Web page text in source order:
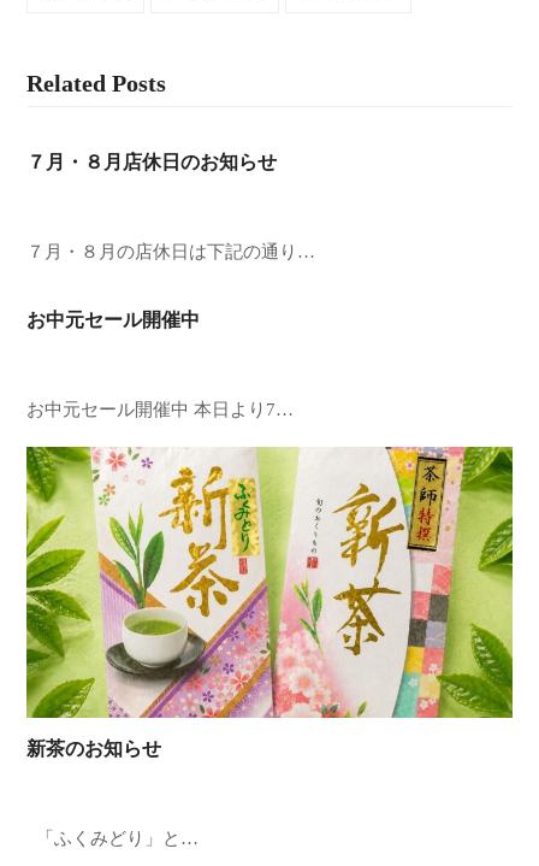
Related Posts
７月・８月店休日のお知らせ
７月・８月の店休日は下記の通り…
お中元セール開催中
お中元セール開催中 本日より7…
新茶のお知らせ
「ふくみどり」と…